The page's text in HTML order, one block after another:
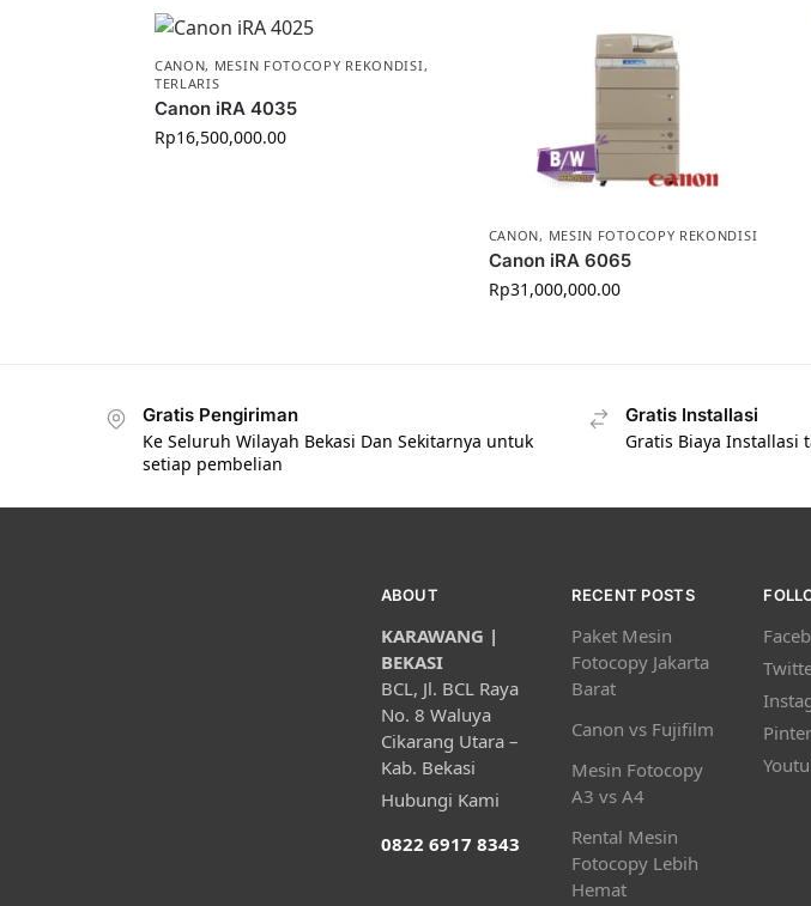
CANON, MESIN FOTOCOPY REKONDISI,
TERLARIS
Canon iRA 4035
Rp16,500,000.00
CANON, MESIN FOTOCOPY REKONDISI
Canon iRA 6065
Rp31,000,000.00
Gratis Pengiriman
Ke Seluruh Wilayah Bekasi Dan Sekitarnya untuk
setiap pembelian
Gratis Installasi
Gratis Biaya Installasi
ABOUT
KARAWANG |
BEKASI
BCL, Jl. BCL Raya
No. 8 Waluya
Cikarang Utara –
Kab. Bekasi
Hubungi Kami
0822 6917 8343
RECENT POSTS
Paket Mesin
Fotocopy Jakarta
Barat
Canon vs Fujifilm
Mesin Fotocopy
A3 vs A4
Rental Mesin
Fotocopy Lebih
Hemat